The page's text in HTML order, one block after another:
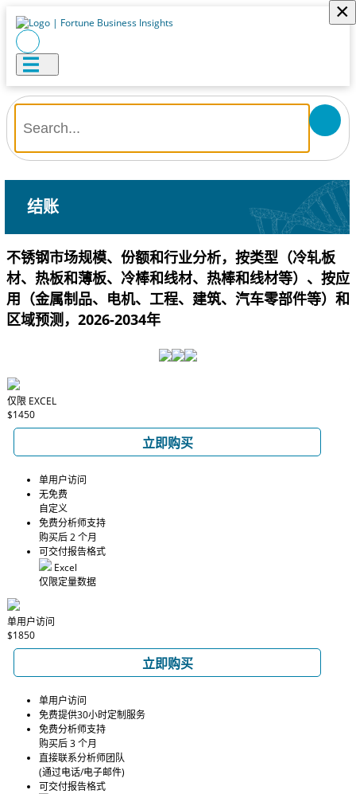
×
结账
不锈钢市场规模、份额和行业分析，按类型（冷轧板
材、热板和薄板、冷棒和线材、热棒和线材等）、按应
用（金属制品、电机、工程、建筑、汽车零部件等）和
区域预测，2026-2034年
仅限 EXCEL
$1450
立即购买
单用户访问
无免费
自定义
免费分析师支持
购买后 2 个月
可交付报告格式
Excel
仅限定量数据
单用户访问
$1850
立即购买
单用户访问
免费提供30小时定制服务
免费分析师支持
购买后 3 个月
直接联系分析师团队
(通过电话/电子邮件)
可交付报告格式